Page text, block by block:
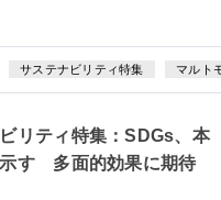
サステナビリティ特集 マルト
リティ特集：SDGs、本
す 多面的効果に期待